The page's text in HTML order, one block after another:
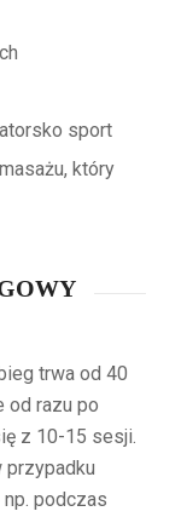
sport
który
trwa od 40
od razu po
z 10-15 sesji.
przypadku
podczas